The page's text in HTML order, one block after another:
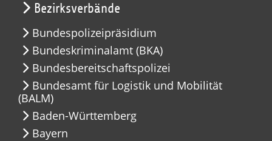
Bezirksverbände
Bundespolizeipräsidium
Bundeskriminalamt (BKA)
Bundesbereitschaftspolizei
Bundesamt für Logistik und Mobilität
(BALM)
Baden-Württemberg
Bayern